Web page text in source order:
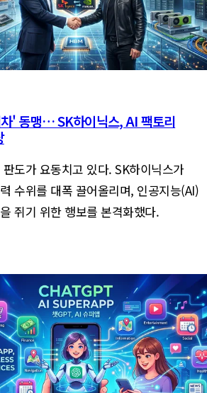
' 동맹… SK하이닉스, AI 팩토리
도가 요동치고 있다. SK하이닉스가
수위를 대폭 끌어올리며, 인공지능(AI)
쥐기 위한 행보를 본격화했다.